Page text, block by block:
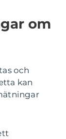
om
och
kan